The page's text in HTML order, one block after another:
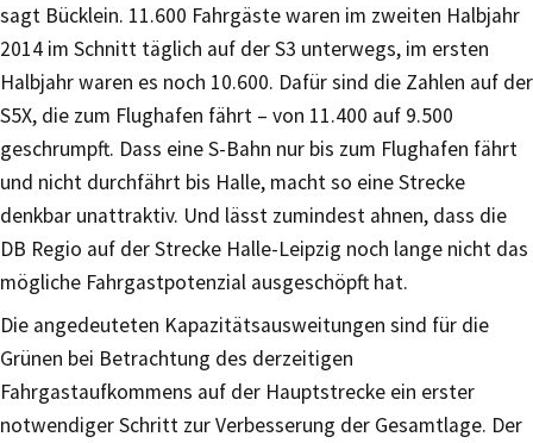
sagt Bücklein. 11.600 Fahrgäste waren im zweiten Halbjahr
2014 im Schnitt täglich auf der S3 unterwegs, im ersten
Halbjahr waren es noch 10.600. Dafür sind die Zahlen auf der
S5X, die zum Flughafen fährt – von 11.400 auf 9.500
geschrumpft. Dass eine S-Bahn nur bis zum Flughafen fährt
und nicht durchfährt bis Halle, macht so eine Strecke
denkbar unattraktiv. Und lässt zumindest ahnen, dass die
DB Regio auf der Strecke Halle-Leipzig noch lange nicht das
mögliche Fahrgastpotenzial ausgeschöpft hat.
Die angedeuteten Kapazitätsausweitungen sind für die
Grünen bei Betrachtung des derzeitigen
Fahrgastaufkommens auf der Hauptstrecke ein erster
notwendiger Schritt zur Verbesserung der Gesamtlage. Der